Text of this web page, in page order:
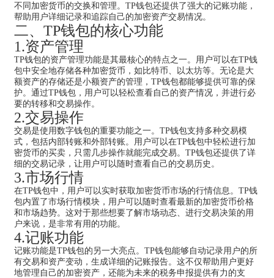
不同加密货币的交换和管理。TP钱包还提供了强大的记账功能，
帮助用户详细记录和追踪自己的加密资产交易情况。
二、TP钱包的核心功能
1.资产管理
TP钱包的资产管理功能是其最核心的特点之一。用户可以在TP钱
包中安全地存储各种加密货币，如比特币、以太坊等。无论是大
额资产的存储还是小额资产的管理，TP钱包都能够提供可靠的保
护。通过TP钱包，用户可以轻松查看自己的资产情况，并进行必
要的转移和交易操作。
2.交易操作
交易是使用数字钱包的重要功能之一。TP钱包支持多种交易模
式，包括内部转账和外部转账。用户可以在TP钱包中轻松进行加
密货币的买卖，只需几步操作就能完成交易。TP钱包还提供了详
细的交易记录，让用户可以随时查看自己的交易历史。
3.市场行情
在TP钱包中，用户可以实时获取加密货币市场的行情信息。TP钱
包内置了市场行情模块，用户可以随时查看最新的加密货币价格
和市场趋势。这对于那些想要了解市场动态、进行交易决策的用
户来说，是非常有用的功能。
4.记账功能
记账功能是TP钱包的另一大亮点。TP钱包能够自动记录用户的所
有交易和资产变动，生成详细的记账报告。这不仅帮助用户更好
地管理自己的加密资产，还能为未来的税务申报提供有力的支